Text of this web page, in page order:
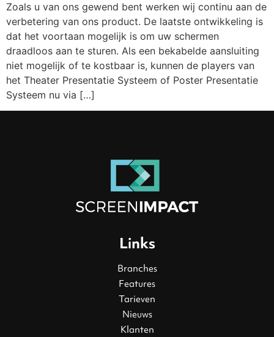
Zoals u van ons gewend bent werken wij continu aan de
verbetering van ons product. De laatste ontwikkeling is
dat het voortaan mogelijk is om uw schermen
draadloos aan te sturen. Als een bekabelde aansluiting
niet mogelijk of te kostbaar is, kunnen de players van
het Theater Presentatie Systeem of Poster Presentatie
Systeem nu via […]
Links
Branches
Features
Tarieven
Nieuws
Klanten